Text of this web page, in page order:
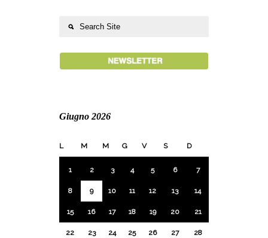
Giugno 2026
L M M G V S D
1 2 3 4 5 6 7
8 9 10 11 12 13 14
15 16 17 18 19 20 21
22 23 24 25 26 27 28